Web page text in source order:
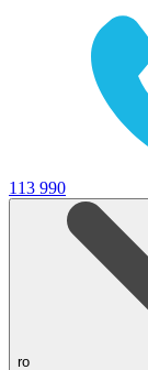
113 990
ro